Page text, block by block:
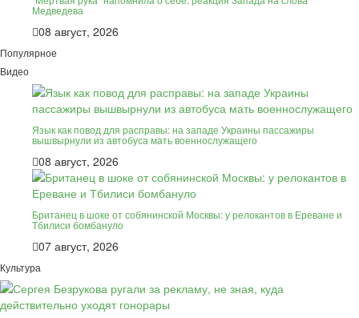
Медведева
08 август, 2026
Популярное
Видео
Язык как повод для расправы: на западе Украины пассажиры
вышвырнули из автобуса мать военнослужащего
08 август, 2026
Британец в шоке от собянинской Москвы: у релокантов в Ереване и
Тбилиси бомбануло
07 август, 2026
Культура